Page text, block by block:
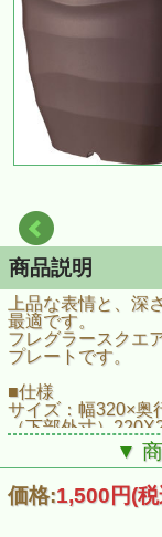
商品説明
上品な表情と、深
最適です。
フレグラースクエ
プレートです。
■仕様
サイズ：幅320×奥
（下部外寸）
材質：ポリプロピ
▼
価格:1,500円(